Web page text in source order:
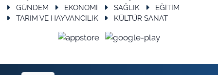
GÜNDEM
EKONOMİ SAĞLIK
EĞİTİM
TARIM VE HAYVANCILIK
KÜLTÜR SANAT